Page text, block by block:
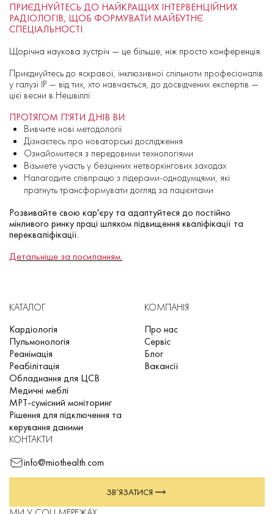
ПРИЄДНУЙТЕСЬ ДО НАЙКРАЩИХ ІНТЕРВЕНЦІЙНИХ
РАДІОЛОГІВ, ЩОБ ФОРМУВАТИ МАЙБУТНЄ
СПЕЦІАЛЬНОСТІ.
Щорічна наукова зустріч — це більше, ніж просто конференція.
Приєднуйтесь до яскравої, інклюзивної спільноти професіоналів
у галузі ІР — від тих, хто навчається, до досвідчених експертів —
цієї весни в Нешвіллі.
ПРОТЯГОМ П'ЯТИ ДНІВ ВИ:
Вивчите нові методології
Дізнаєтесь про новаторські дослідження
Ознайомитеся з передовими технологіями
Візьмете участь у безцінних нетворкінгових заходах
Налагодите співпрацю з лідерами-однодумцями, які
прагнуть трансформувати догляд за пацієнтами
Розвивайте свою кар'єру та адаптуйтеся до постійно
мінливого ринку праці шляхом підвищення кваліфікації та
перекваліфікації.
Детальніше за посиланням.
КАТАЛОГ
Кардіологія
Пульмонологія
Реанімація
Реабілітація
Обладнання для ЦСВ
Медичні меблі
МРТ-сумісний моніторинг
Рішення для підключення та
керування даними
КОМПАНІЯ
Про нас
Сервіс
Блог
Вакансії
КОНТАКТИ
info@miothealth.com
ЗВ’ЯЗАТИСЯ